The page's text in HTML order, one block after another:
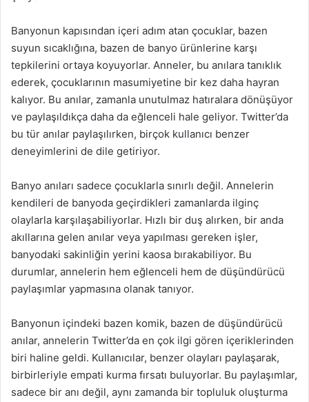
Banyonun kapısından içeri adım atan çocuklar, bazen
suyun sıcaklığına, bazen de banyo ürünlerine karşı
tepkilerini ortaya koyuyorlar. Anneler, bu anılara tanıklık
ederek, çocuklarının masumiyetine bir kez daha hayran
kalıyor. Bu anılar, zamanla unutulmaz hatıralara dönüşüyor
ve paylaşıldıkça daha da eğlenceli hale geliyor. Twitter’da
bu tür anılar paylaşılırken, birçok kullanıcı benzer
deneyimlerini de dile getiriyor.
Banyo anıları sadece çocuklarla sınırlı değil. Annelerin
kendileri de banyoda geçirdikleri zamanlarda ilginç
olaylarla karşılaşabiliyorlar. Hızlı bir duş alırken, bir anda
akıllarına gelen anılar veya yapılması gereken işler,
banyodaki sakinliğin yerini kaosa bırakabiliyor. Bu
durumlar, annelerin hem eğlenceli hem de düşündürücü
paylaşımlar yapmasına olanak tanıyor.
Banyonun içindeki bazen komik, bazen de düşündürücü
anılar, annelerin Twitter’da en çok ilgi gören içeriklerinden
biri haline geldi. Kullanıcılar, benzer olayları paylaşarak,
birbirleriyle empati kurma fırsatı buluyorlar. Bu paylaşımlar,
sadece bir anı değil, aynı zamanda bir topluluk oluşturma